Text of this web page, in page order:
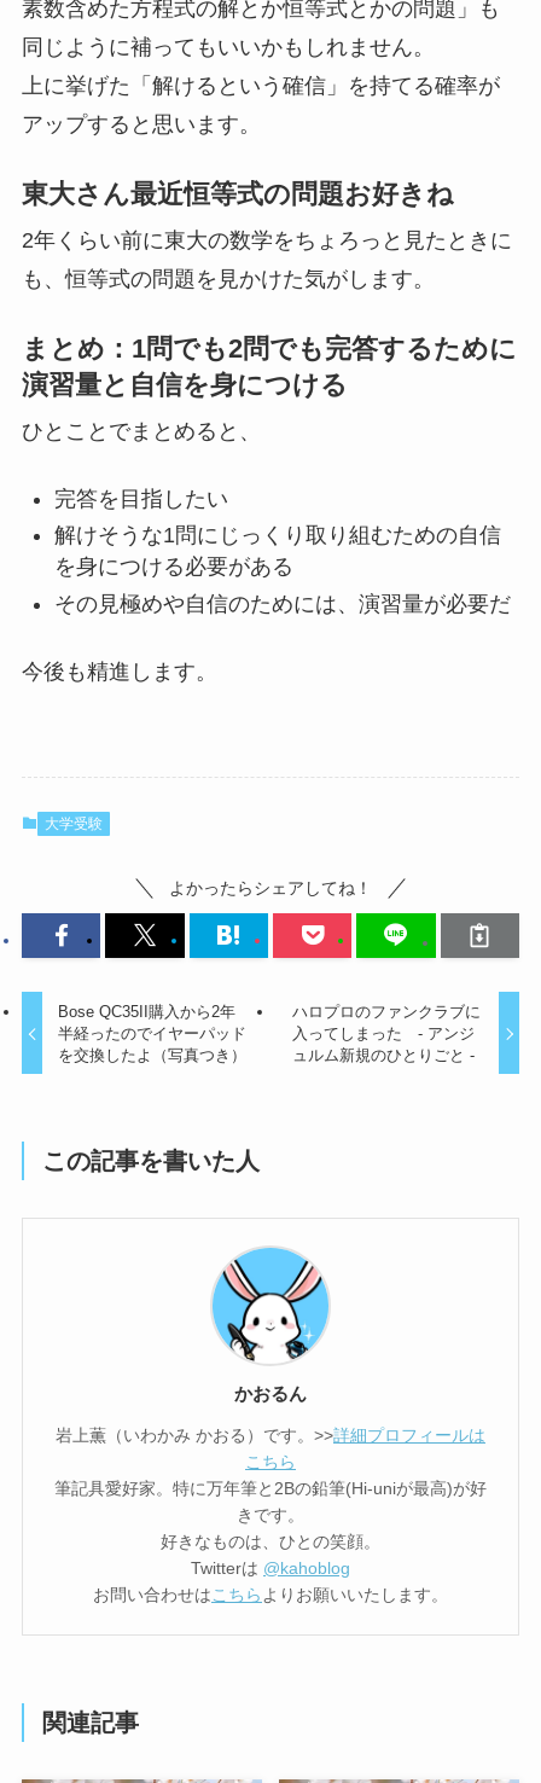
素数含めた方程式の解とか恒等式とかの問題」も
同じように補ってもいいかもしれません。
上に挙げた「解けるという確信」を持てる確率が
アップすると思います。
東大さん最近恒等式の問題お好きね
2年くらい前に東大の数学をちょろっと見たときに
も、恒等式の問題を見かけた気がします。
まとめ：1問でも2問でも完答するために
演習量と自信を身につける
ひとことでまとめると、
完答を目指したい
解けそうな1問にじっくり取り組むための自信
を身につける必要がある
その見極めや自信のためには、演習量が必要だ
今後も精進します。
大学受験
よかったらシェアしてね！
Bose QC35II購入から2年
半経ったのでイヤーパッド
を交換したよ（写真つき）
ハロプロのファンクラブに
入ってしまった - アンジ
ュルム新規のひとりごと -
この記事を書いた人
かおるん
岩上薫（いわかみ かおる）です。>>詳細プロフィールは
こちら
筆記具愛好家。特に万年筆と2Bの鉛筆(Hi-uniが最高)が好
きです。
好きなものは、ひとの笑顔。
Twitterは @kahoblog
お問い合わせはこちら よりお願いいたします。
関連記事